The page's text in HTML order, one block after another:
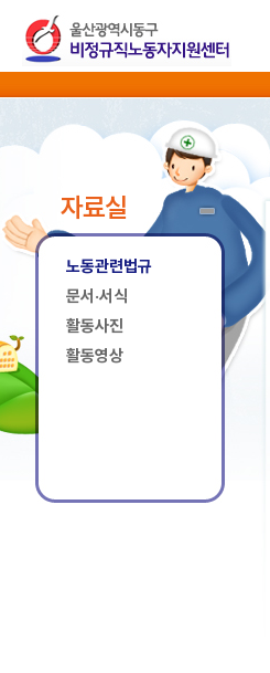
자료실
노동관련법규
문서·서식
활동사진
활동영상